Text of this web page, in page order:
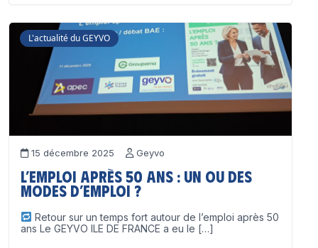
L'actualité du GEYVO
15 décembre 2025 Geyvo
L’emploi après 50 ans : un ou des
modes d’emploi ?
Retour sur un temps fort autour de l’emploi après 50
ans Le GEYVO ILE DE FRANCE a eu le […]